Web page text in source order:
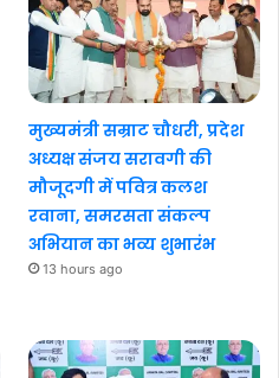
मुख्यमंत्री सम्राट चौधरी, प्रदेश
अध्यक्ष संजय सरावगी की
मौजूदगी में पवित्र कलश
रवाना, समरसता संकल्प
अभियान का भव्य शुभारंभ
13 hours ago